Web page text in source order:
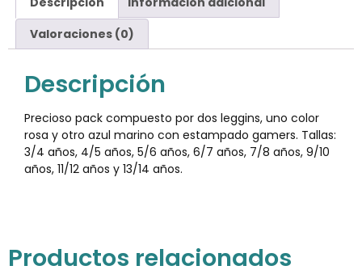
Valoraciones (0)
Descripción
Precioso pack compuesto por dos leggins, uno color
rosa y otro azul marino con estampado gamers. Tallas:
3/4 años, 4/5 años, 5/6 años, 6/7 años, 7/8 años, 9/10
años, 11/12 años y 13/14 años.
Productos relacionados